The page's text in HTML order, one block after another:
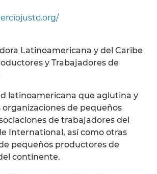
Latinoamericana y del Caribe
y Trabajadores de
latinoamericana que aglutina y
organizaciones de pequeños
de trabajadores del
International, así como otras
pequeños productores de
continente.